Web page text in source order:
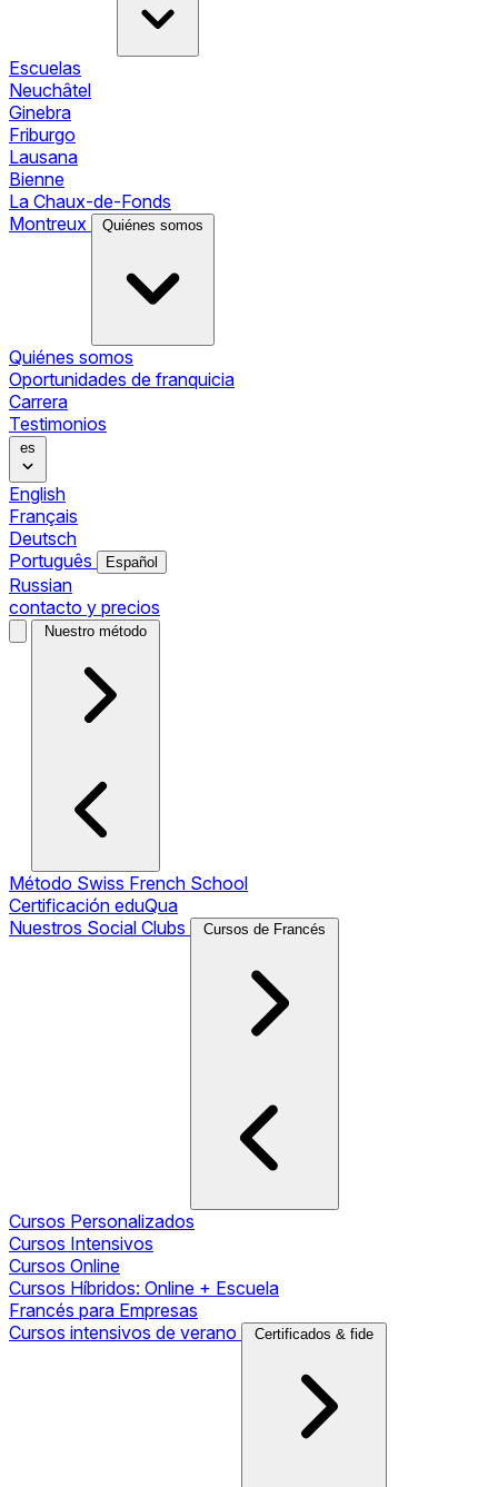
Escuelas
Neuchâtel
Ginebra
Friburgo
Lausana
Bienne
La Chaux-de-Fonds
Montreux
Quiénes somos
Quiénes somos
Oportunidades de franquicia
Carrera
Testimonios
es
English
Français
Deutsch
Português
Español
Russian
contacto y precios
Nuestro método
Método Swiss French School
Certificación eduQua
Nuestros Social Clubs
Cursos de Francés
Cursos Personalizados
Cursos Intensivos
Cursos Online
Cursos Híbridos: Online + Escuela
Francés para Empresas
Cursos intensivos de verano
Certificados & fide